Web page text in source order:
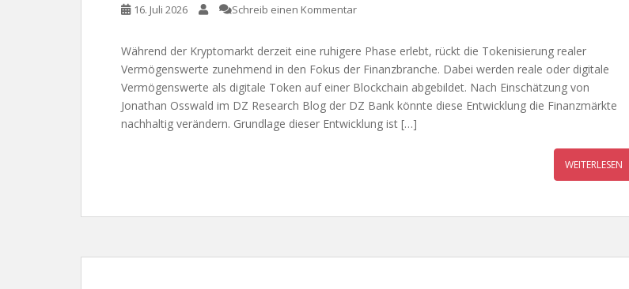
16. Juli 2026 Schreib einen Kommentar
Während der Kryptomarkt derzeit eine ruhigere Phase erlebt, rückt die Tokenisierung realer
Vermögenswerte zunehmend in den Fokus der Finanzbranche. Dabei werden reale oder digitale
Vermögenswerte als digitale Token auf einer Blockchain abgebildet. Nach Einschätzung von
Jonathan Osswald im DZ Research Blog der DZ Bank könnte diese Entwicklung die Finanzmärkte
nachhaltig verändern. Grundlage dieser Entwicklung ist […]
WEITERLESEN